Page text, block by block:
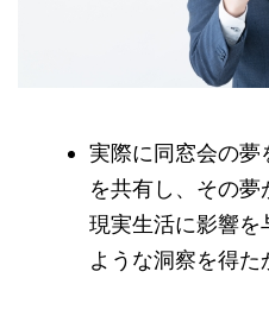
実際に同窓会の夢
を共有し、その
現実生活に影響を
ような洞察を得た